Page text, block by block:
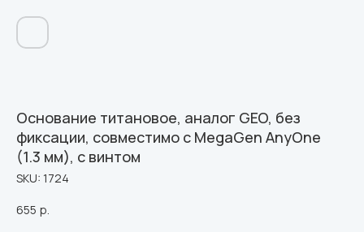
Основание титановое, аналог GEO, без
фиксации, совместимо с MegaGen AnyOne
(1.3 мм), с винтом
SKU: 1724
655 р.